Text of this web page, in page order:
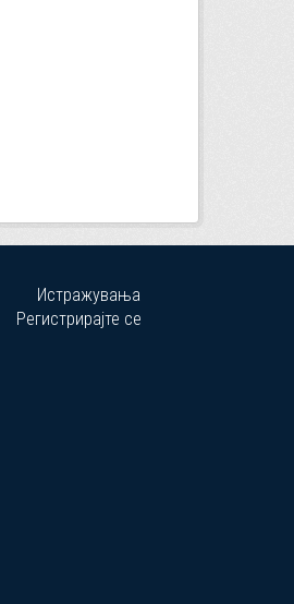
Истражувања
Регистрирајте се